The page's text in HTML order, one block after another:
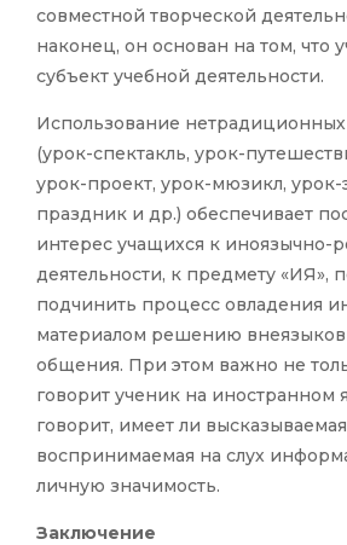
совместной творческой
наконец, он основан на том, что
субъект учебной деятельности.
Использование
(урок-спектакль, урок-
урок-проект, урок-мюзикл, урок-
праздник и др.) обеспечивает
интерес учащихся к иноязычно-
деятельности, к предмету «ИЯ»,
подчинить процесс овладения
материалом решению
общения. При этом важно не
говорит ученик на иностранном
говорит, имеет ли
воспринимаемая на слух
личную значимость.
Заключение